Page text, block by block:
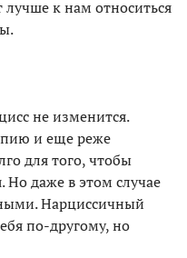
лучше к нам относиться
не изменится.
и еще реже
для того, чтобы
даже в этом случае
Нарциссичный
по-другому, но